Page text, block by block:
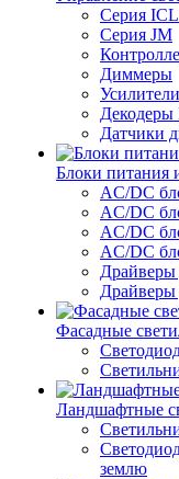
Серия
Серия JM
Диммеры
Усилители
Датчики
Блоки питания
AC/DC
AC/DC
AC/DC
AC/DC
Драйверы
Драйверы
Фасадные
Ландшафтные
землю